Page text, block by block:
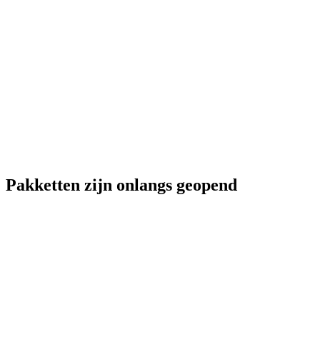
Pakketten zijn onlangs geopend